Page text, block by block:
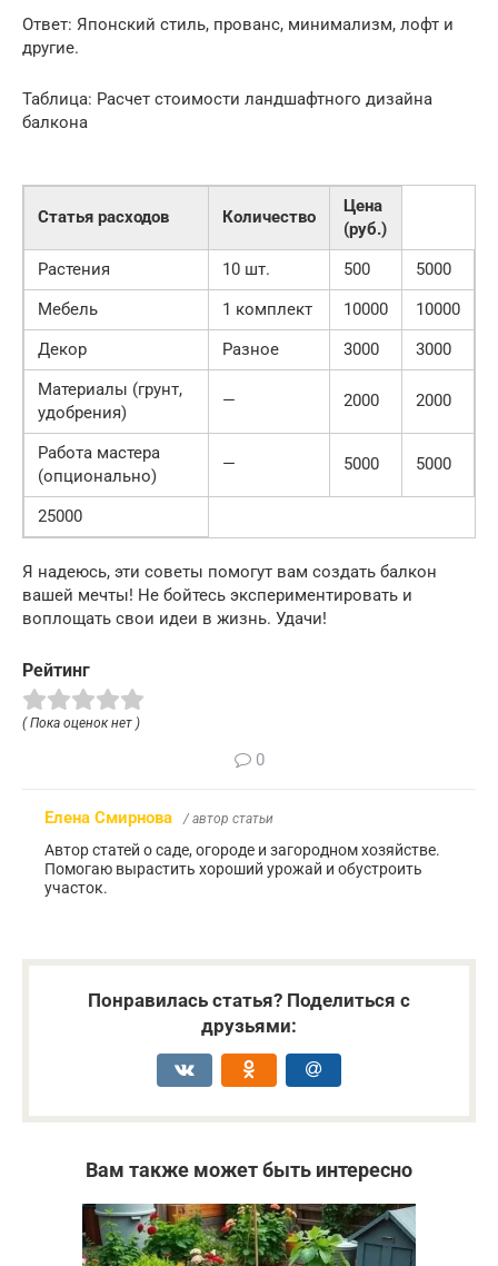
Ответ: Японский стиль, прованс, минимализм, лофт и
другие.
Таблица: Расчет стоимости ландшафтного дизайна
балкона
Статья расходов Количество
Цена
(руб.)
Растения
10 шт. 500
5000
Мебель
1 комплект 10000
10000
Декор
Разное 3000
3000
Материалы (грунт,
удобрения)
— 2000 2000
Работа мастера
(опционально)
— 5000 5000
25000
Я надеюсь, эти советы помогут вам создать балкон
вашей мечты! Не бойтесь экспериментировать и
воплощать свои идеи в жизнь. Удачи!
Рейтинг
( Пока оценок нет )
0
Елена Смирнова / автор статьи
Автор статей о саде, огороде и загородном хозяйстве.
Помогаю вырастить хороший урожай и обустроить
участок.
Понравилась статья? Поделиться с
друзьями:
Вам также может быть интересно